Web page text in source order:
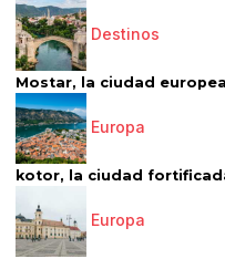
Destinos
Mostar, la ciudad
Europa
kotor, la ciudad
Europa